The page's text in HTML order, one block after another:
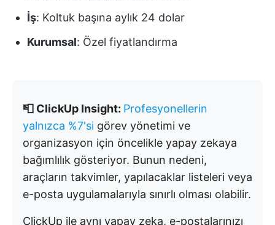
İş: Koltuk başına aylık 24 dolar
Kurumsal: Özel fiyatlandırma
📮 ClickUp Insight: Profesyonellerin
yalnızca %7'si görev yönetimi ve
organizasyon için öncelikle yapay zekaya
bağımlılık gösteriyor. Bunun nedeni,
araçların takvimler, yapılacaklar listeleri veya
e-posta uygulamalarıyla sınırlı olması olabilir.
ClickUp ile aynı yapay zeka, e-postalarınızı